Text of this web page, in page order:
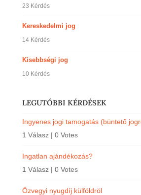
23 Kérdés
Kereskedelmi jog
14 Kérdés
Kisebbségi jog
10 Kérdés
LEGUTÓBBI KÉRDÉSEK
Ingyenes jogi tamogatás (büntető
1 Válasz | 0 Votes
Ingatlan ajándékozás?
1 Válasz | 0 Votes
Özvegyi nyugdíj külföldröl